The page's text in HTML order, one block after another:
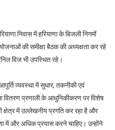
निवास में हरियाणा के बिजली निगमों
योजनाओं की समीक्षा बैठक की अध्यक्षता कर रहे
विज भी उपस्थित रहे।
व्यवस्था में सुधार, तकनीकी एवं
वितरण प्रणाली के आधुनिकीकरण पर विशेष
क्षेत्र में उल्लेखनीय प्रगति कर रहा है और
में और अधिक प्रयास करने चाहिए। उन्होंने